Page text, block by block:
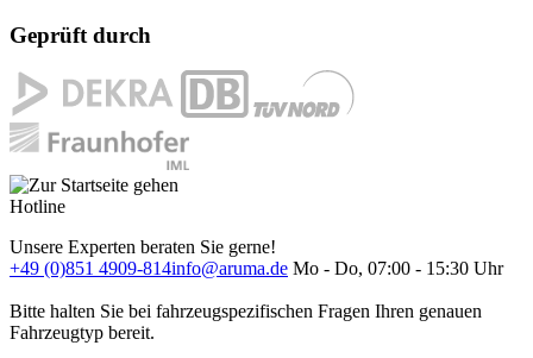
Geprüft durch
Hotline
Unsere Experten beraten Sie gerne!
+49 (0)851 4909-814info@aruma.de Mo - Do, 07:00 - 15:30 Uhr
Bitte halten Sie bei fahrzeugspezifischen Fragen Ihren genauen
Fahrzeugtyp bereit.